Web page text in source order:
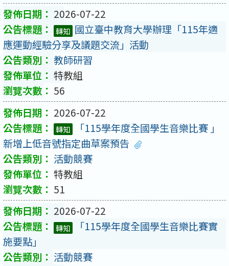
2026-07-22
轉知 國立臺中教育大學辦理「115年適
應運動經驗分享及議題交流」活動
教師研習
特教組
56
2026-07-22
轉知
「115學年度全國學生音樂比賽 」
新增上低音號指定曲草案預告
活動競賽
特教組
51
2026-07-22
轉知
「115學年度全國學生音樂比賽實
施要點」
活動競賽